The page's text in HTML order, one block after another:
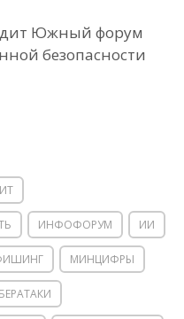
Южный форум
безопасности
ИТ
ИНФОФОРУМ ИИ
МИНЦИФРЫ